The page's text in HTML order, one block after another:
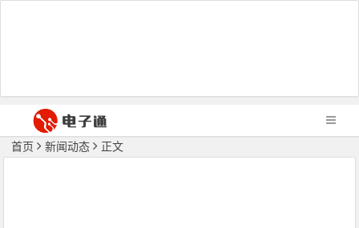
首页 新闻动态 正文